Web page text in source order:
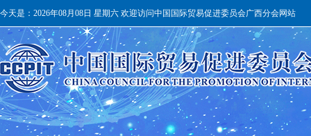
今天是： 2026年08月08日 星期六 欢迎访问中国国际贸易促进委员会广西分会网站